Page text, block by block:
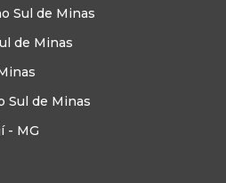
Sul de Minas
de Minas
Sul de Minas
- MG